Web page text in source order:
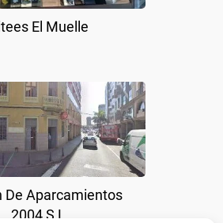
El Muelle
De Aparcamientos
2004 S L